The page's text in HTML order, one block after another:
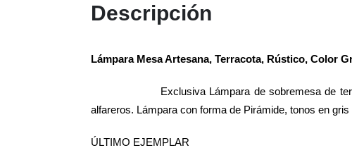
Descripción
Lámpara Mesa Artesana, Terracota, Rústico, Color
Exclusiva Lámpara de sobremesa de
alfareros. Lámpara con forma de Pirámide, tonos en
ÚLTIMO EJEMPLAR